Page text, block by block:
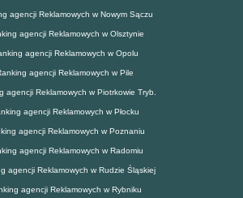
agencji Reklamowych w Nowym Sączu
agencji Reklamowych w Olsztynie
agencji Reklamowych w Opolu
agencji Reklamowych w Pile
agencji Reklamowych w Piotrkowie Tryb.
agencji Reklamowych w Płocku
agencji Reklamowych w Poznaniu
agencji Reklamowych w Radomiu
agencji Reklamowych w Rudzie Śląskiej
agencji Reklamowych w Rybniku